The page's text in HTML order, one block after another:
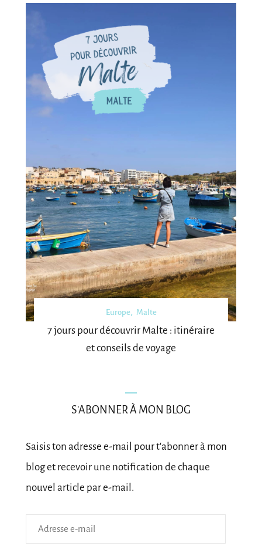
Europe Malte
7 jours pour découvrir Malte : itinéraire
et conseils de voyage
S'ABONNER À MON BLOG
Saisis ton adresse e-mail pour t'abonner à mon
blog et recevoir une notification de chaque
nouvel article par e-mail.
Adresse
e-